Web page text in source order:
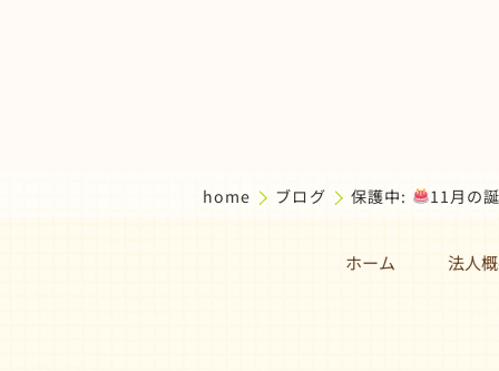
home ブログ 保護中: 11月の
ホーム 法人